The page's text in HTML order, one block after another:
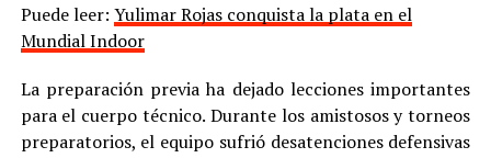
Puede leer: Yulimar Rojas conquista la plata en el
Mundial Indoor
La preparación previa ha dejado lecciones importantes
para el cuerpo técnico. Durante los amistosos y torneos
preparatorios, el equipo sufrió desatenciones defensivas